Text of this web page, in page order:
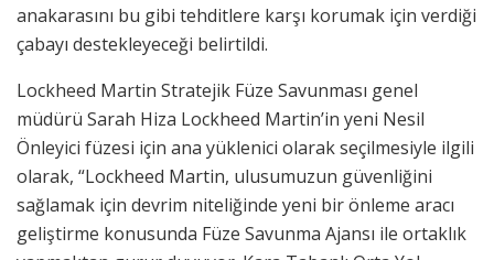
anakarasını bu gibi tehditlere karşı korumak için verdiği
çabayı destekleyeceği belirtildi.
Lockheed Martin Stratejik Füze Savunması genel
müdürü Sarah Hiza Lockheed Martin’in yeni Nesil
Önleyici füzesi için ana yüklenici olarak seçilmesiyle ilgili
olarak, “Lockheed Martin, ulusumuzun güvenliğini
sağlamak için devrim niteliğinde yeni bir önleme aracı
geliştirme konusunda Füze Savunma Ajansı ile ortaklık